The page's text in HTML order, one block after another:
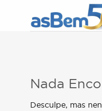
Nada
Desculpe, mas